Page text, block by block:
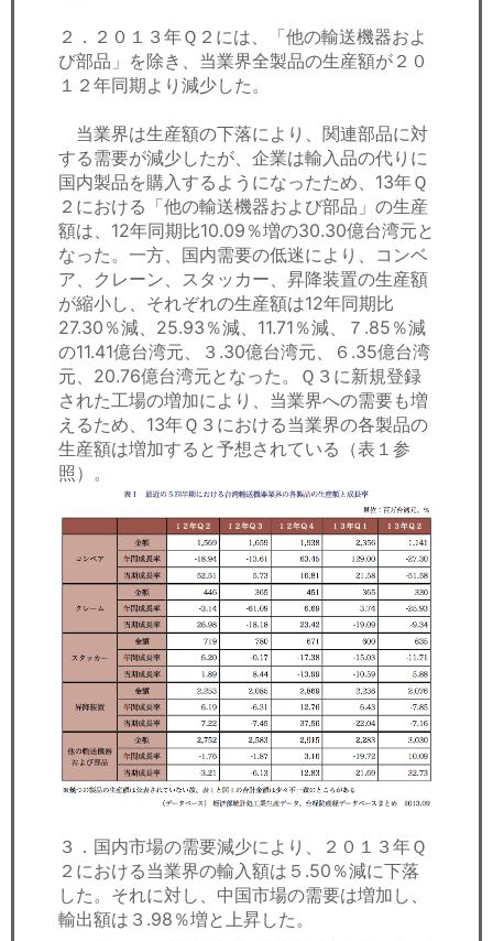
２．２０１３年Ｑ２には、「他の輸送機器およ
び部品」を除き、当業界全製品の生産額が２０
１２年同期より減少した。
当業界は生産額の下落により、関連部品に対
する需要が減少したが、企業は輸入品の代りに
国内製品を購入するようになったため、13年Ｑ
２における「他の輸送機器および部品」の生産
額は、12年同期比10.09％増の30.30億台湾元と
なった。一方、国内需要の低迷により、コンベ
ア、クレーン、スタッカー、昇降装置の生産額
が縮小し、それぞれの生産額は12年同期比
27.30％減、25.93％減、11.71％減、７.85％減
の11.41億台湾元、３.30億台湾元、６.35億台湾
元、20.76億台湾元となった。Ｑ３に新規登録
された工場の増加により、当業界への需要も増
えるため、13年Ｑ３における当業界の各製品の
生産額は増加すると予想されている（表１参
照）。
３．国内市場の需要減少により、２０１３年Ｑ
２における当業界の輸入額は５.50％減に下落
した。それに対し、中国市場の需要は増加し、
輸出額は３.98％増と上昇した。